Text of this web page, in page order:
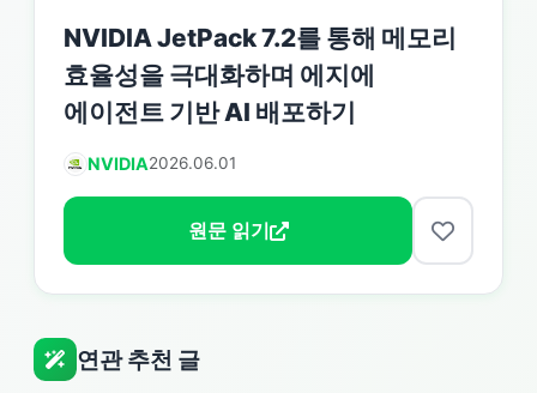
NVIDIA JetPack 7.2를 통해 메모리
효율성을 극대화하며 에지에
에이전트 기반 AI 배포하기
NVIDIA2026.06.01
원문 읽기
연관 추천 글